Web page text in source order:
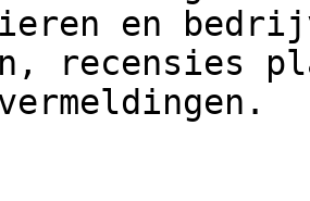
en
recensies